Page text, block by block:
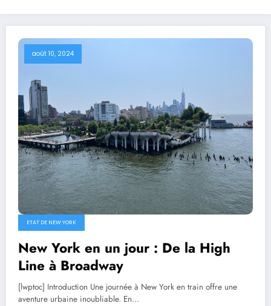
août 10, 2024
ETAT DE NEW YORK
New York en un jour : De la High
Line à Broadway
[lwptoc] Introduction Une journée à New York en train offre une
aventure urbaine inoubliable. En…